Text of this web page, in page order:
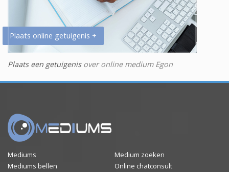
Plaats online getuigenis +
Plaats een getuigenisover online medium Egon
Mediums
Medium zoeken
Mediums bellen
Online chatconsult